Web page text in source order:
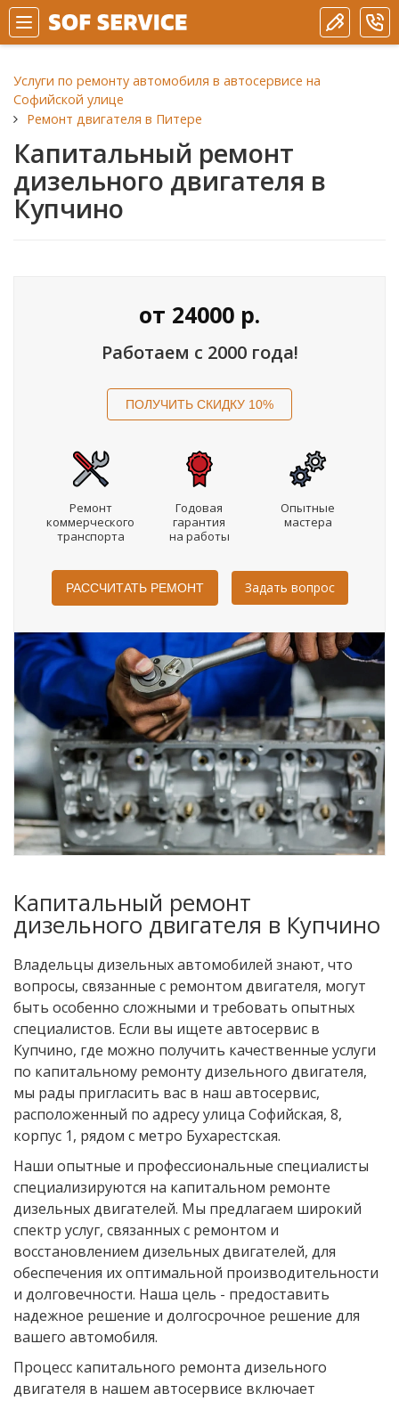
Услуги по ремонту автомобиля в автосервисе на
Софийской улице
Ремонт двигателя в Питере
Капитальный ремонт
дизельного двигателя в
Купчино
от 24000 р.
Работаем с 2000 года!
Ремонт
коммерческого
транспорта
Годовая
гарантия
на работы
Опытные
мастера
Задать вопрос
Капитальный ремонт
дизельного двигателя в Купчино
Владельцы дизельных автомобилей знают, что
вопросы, связанные с ремонтом двигателя, могут
быть особенно сложными и требовать опытных
специалистов. Если вы ищете автосервис в
Купчино, где можно получить качественные услуги
по капитальному ремонту дизельного двигателя,
мы рады пригласить вас в наш автосервис,
расположенный по адресу улица Софийская, 8,
корпус 1, рядом с метро Бухарестская.
Наши опытные и профессиональные специалисты
специализируются на капитальном ремонте
дизельных двигателей. Мы предлагаем широкий
спектр услуг, связанных с ремонтом и
восстановлением дизельных двигателей, для
обеспечения их оптимальной производительности
и долговечности. Наша цель - предоставить
надежное решение и долгосрочное решение для
вашего автомобиля.
Процесс капитального ремонта дизельного
двигателя в нашем автосервисе включает